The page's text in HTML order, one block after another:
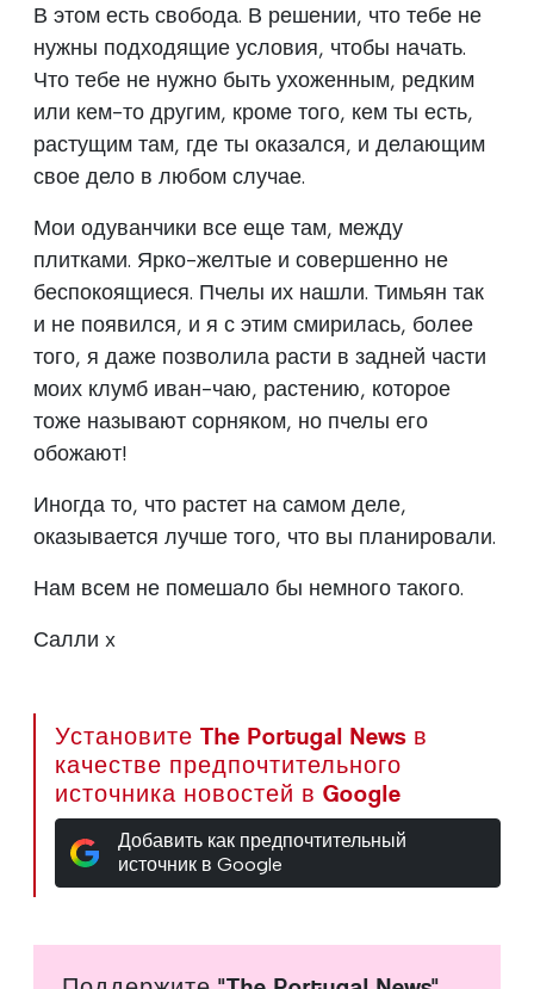
В этом есть свобода. В решении, что тебе не
нужны подходящие условия, чтобы начать.
Что тебе не нужно быть ухоженным, редким
или кем-то другим, кроме того, кем ты есть,
растущим там, где ты оказался, и делающим
свое дело в любом случае.
Мои одуванчики все еще там, между
плитками. Ярко-желтые и совершенно не
беспокоящиеся. Пчелы их нашли. Тимьян так
и не появился, и я с этим смирилась, более
того, я даже позволила расти в задней части
моих клумб иван-чаю, растению, которое
тоже называют сорняком, но пчелы его
обожают!
Иногда то, что растет на самом деле,
оказывается лучше того, что вы планировали.
Нам всем не помешало бы немного такого.
Салли x
Установите The Portugal News в
качестве предпочтительного
источника новостей в Google
Добавить как предпочтительный
источник в Google